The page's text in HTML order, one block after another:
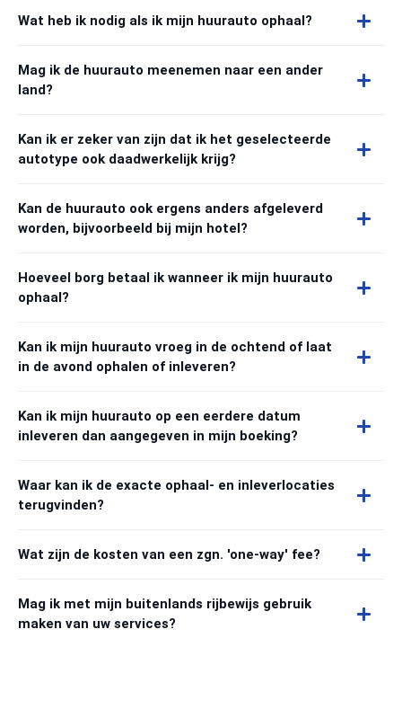
Wat heb ik nodig als ik mijn huurauto ophaal?
Mag ik de huurauto meenemen naar een ander
land?
Kan ik er zeker van zijn dat ik het geselecteerde
autotype ook daadwerkelijk krijg?
Kan de huurauto ook ergens anders afgeleverd
worden, bijvoorbeeld bij mijn hotel?
Hoeveel borg betaal ik wanneer ik mijn huurauto
ophaal?
Kan ik mijn huurauto vroeg in de ochtend of laat
in de avond ophalen of inleveren?
Kan ik mijn huurauto op een eerdere datum
inleveren dan aangegeven in mijn boeking?
Waar kan ik de exacte ophaal- en inleverlocaties
terugvinden?
Wat zijn de kosten van een zgn. 'one-way' fee?
Mag ik met mijn buitenlands rijbewijs gebruik
maken van uw services?